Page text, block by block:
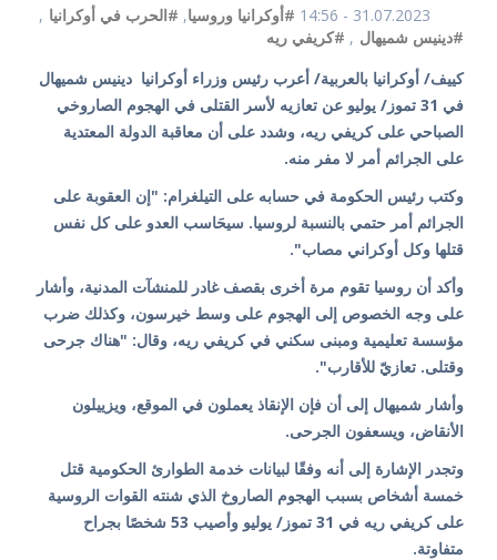
31.07.2023 - 14:56 #أوكرانيا وروسيا, #الحرب في أوكرانيا ,
#دينيس شميهال , #كريفي ريه
كييف/ أوكرانيا بالعربية/ أعرب رئيس وزراء أوكرانيا دينيس شميهال
في 31 تموز/ يوليو عن تعازيه لأسر القتلى في الهجوم الصاروخي
الصباحي على كريفي ريه، وشدد على أن معاقبة الدولة المعتدية
على الجرائم أمر لا مفر منه.
وكتب رئيس الحكومة في حسابه على التيلغرام: "إن العقوبة على
الجرائم أمر حتمي بالنسبة لروسيا. سيحَاسب العدو على كل نفس
قتلها وكل أوكراني مصاب".
وأكد أن روسيا تقوم مرة أخرى بقصف غادر للمنشآت المدنية، وأشار
على وجه الخصوص إلى الهجوم على وسط خيرسون، وكذلك ضرب
مؤسسة تعليمية ومبنى سكني في كريفي ريه، وقال: "هناك جرحى
وقتلى. تعازيّ للأقارب".
وأشار شميهال إلى أن فإن الإنقاذ يعملون في الموقع، ويزييلون
الأنقاض، ويسعفون الجرحى.
وتجدر الإشارة إلى أنه وفقًا لبيانات خدمة الطوارئ الحكومية قتل
خمسة أشخاص بسبب الهجوم الصاروخ الذي شنته القوات الروسية
على كريفي ريه في 31 تموز/ يوليو وأصيب 53 شخصًا بجراح
متفاوتة.